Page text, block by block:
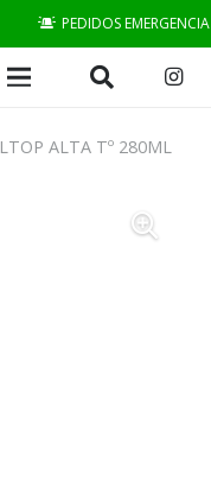
PEDIDOS EMERGENCIA
ALTA Tº 280ML